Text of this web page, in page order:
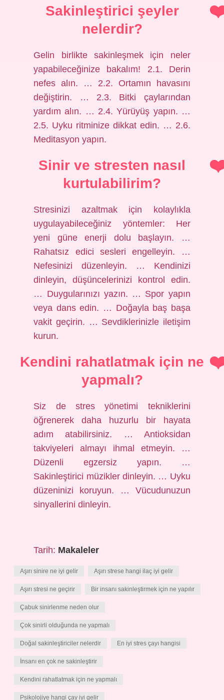
Sakinleştirici şeyler
nelerdir?
Gelin birlikte sakinleşmek için neler
yapabileceğinize bakalım! 2.1. Derin
nefes alın. … 2.2. Ortamın havasını
değiştirin. … 2.3. Bitki çaylarından
yardım alın. … 2.4. Yürüyüş yapın. …
2.5. Uyku ritminize dikkat edin. … 2.6.
Meditasyon yapın.
Sinir ve stresten nasıl
kurtulabilirim?
Stresinizi azaltmak için kolaylıkla
uygulayabileceğiniz yöntemler: Her
yeni güne enerji dolu başlayın. …
Rahatsız edici sesleri engelleyin. …
Nefesinizi düzenleyin. … Kendinizi
dinleyin, düşüncelerinizi kontrol edin.
… Duygularınızı yazın. … Spor yapın
veya dans edin. … Doğayla baş başa
vakit geçirin. … Sevdiklerinizle iletişim
kurun.
Kendini rahatlatmak için ne
yapmalı?
Siz de stres yönetimi tekniklerini
öğrenerek daha huzurlu bir hayata
adım atabilirsiniz. … Antioksidan
takviyeleri almayı ihmal etmeyin. …
Düzenli egzersiz yapın. …
Sakinleştirici müzikler dinleyin. … Uyku
düzeninizi koruyun. … Vücudunuzun
sinyallerini dinleyin.
Tarih: Makaleler
Aşırı sinire ne iyi gelir Aşırı strese hangi ilaç iyi gelir
Aşırı stresi ne geçirir Bir insanı sakinleştirmek için ne yapılır
Çabuk sinirlenme neden olur
Çok sinirli olduğunda ne yapmalı
Doğal sakinleştiriciler nelerdir En iyi stres çayı hangisi
İnsanı en çok ne sakinleştirir
Kendini rahatlatmak için ne yapmalı
Psikolojiye hangi çay iyi gelir